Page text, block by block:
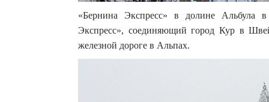
«Бернина Экспресс» в долине Альбула
Экспресс», соединяющий город Кур в
железной дороге в Альпах.